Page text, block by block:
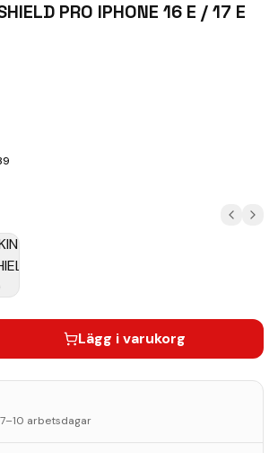
PRO IPHONE 16 E / 17 E
Lägg i varukorg
arbetsdagar